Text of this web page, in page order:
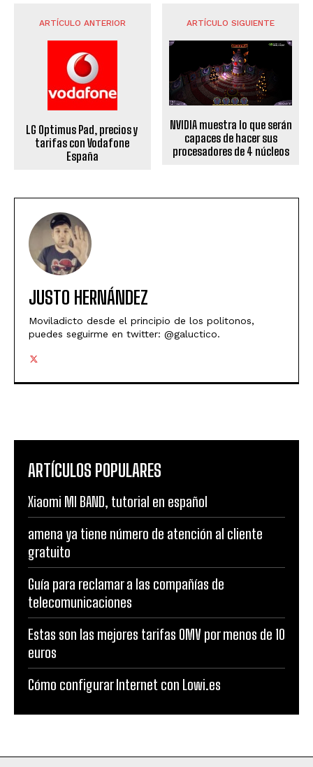
ARTÍCULO ANTERIOR
LG Optimus Pad, precios y
tarifas con Vodafone
España
ARTÍCULO SIGUIENTE
NVIDIA muestra lo que serán
capaces de hacer sus
procesadores de 4 núcleos
JUSTO HERNÁNDEZ
Moviladicto desde el principio de los politonos,
puedes seguirme en twitter: @galuctico.
ARTÍCULOS POPULARES
Xiaomi MI BAND, tutorial en español
amena ya tiene número de atención al cliente
gratuito
Guía para reclamar a las compañías de
telecomunicaciones
Estas son las mejores tarifas OMV por menos de 10
euros
Cómo configurar Internet con Lowi.es